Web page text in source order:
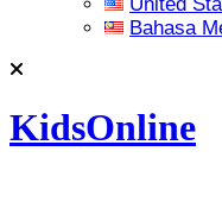
Bahasa
KidsOnline